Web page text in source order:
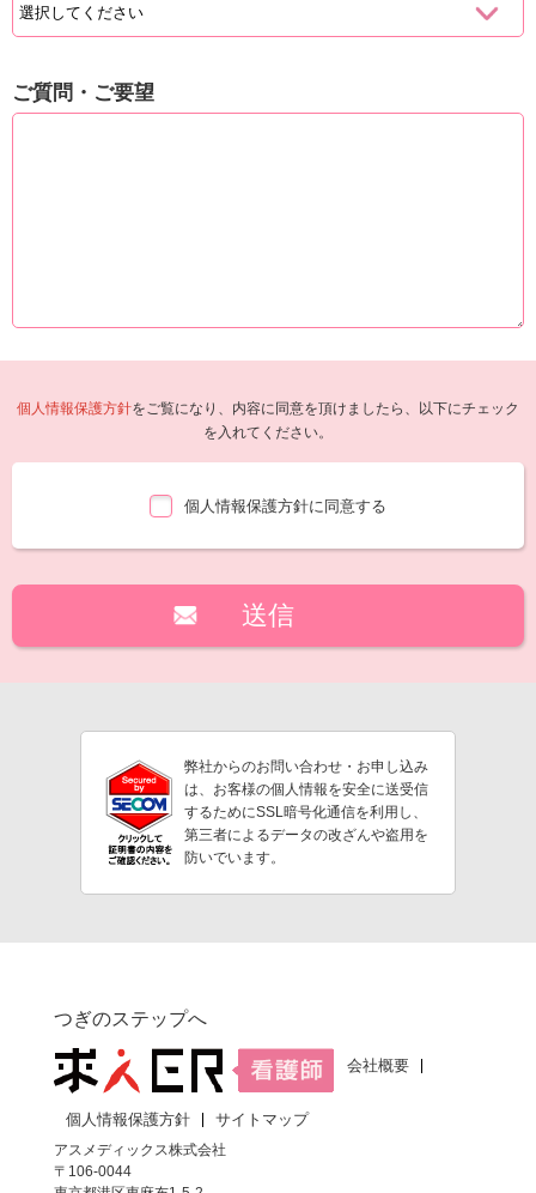
ご質問・ご要望
個人情報保護方針をご覧になり、内容に同意を頂けましたら、以下にチェック
を入れてください。
個人情報保護方針に同意する
弊社からのお問い合わせ・お申し込み
は、お客様の個人情報を安全に送受信
するためにSSL暗号化通信を利用し、
第三者によるデータの改ざんや盗用を
防いでいます。
つぎのステップへ
会社概要
個人情報保護方針
サイトマップ
アスメディックス株式会社
〒106-0044